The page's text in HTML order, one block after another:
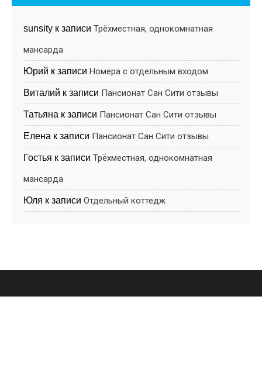
sunsity к записи Трёхместная, однокомнатная
мансарда
Юрий к записи Номера с отдельным входом
Виталий к записи Пансионат Cан Cити отзывы
Татьяна к записи Пансионат Cан Cити отзывы
Елена к записи Пансионат Cан Cити отзывы
Гостья к записи Трёхместная, однокомнатная
мансарда
Юля к записи Отдельный коттедж